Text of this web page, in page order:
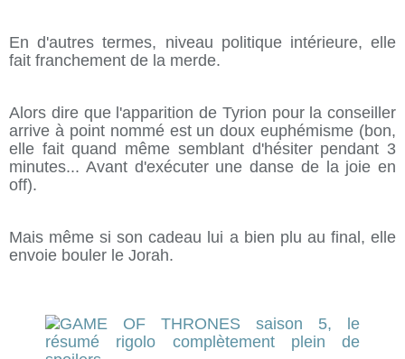
En d'autres termes, niveau politique intérieure, elle
fait franchement de la merde.
Alors dire que l'apparition de Tyrion pour la conseiller
arrive à point nommé est un doux euphémisme (bon,
elle fait quand même semblant d'hésiter pendant 3
minutes... Avant d'exécuter une danse de la joie en
off).
Mais même si son cadeau lui a bien plu au final, elle
envoie bouler le Jorah.